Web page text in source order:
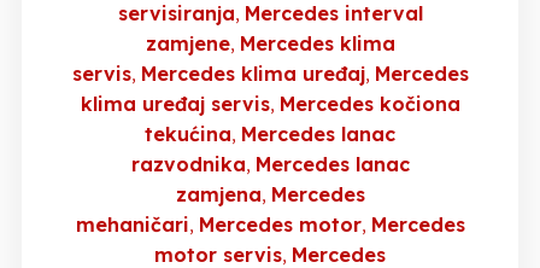
servisiranja Mercedes interval
zamjene Mercedes klima
servis Mercedes klima uređaj Mercedes
klima uređaj servis Mercedes kočiona
tekućina Mercedes lanac
razvodnika Mercedes lanac
zamjena Mercedes
mehaničari Mercedes motor Mercedes
motor servis Mercedes